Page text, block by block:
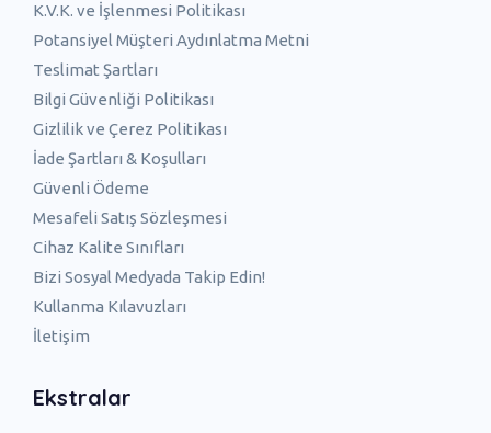
K.V.K. ve İşlenmesi Politikası
Potansiyel Müşteri Aydınlatma Metni
Teslimat Şartları
Bilgi Güvenliği Politikası
Gizlilik ve Çerez Politikası
İade Şartları & Koşulları
Güvenli Ödeme
Mesafeli Satış Sözleşmesi
Cihaz Kalite Sınıfları
Bizi Sosyal Medyada Takip Edin!
Kullanma Kılavuzları
İletişim
Ekstralar